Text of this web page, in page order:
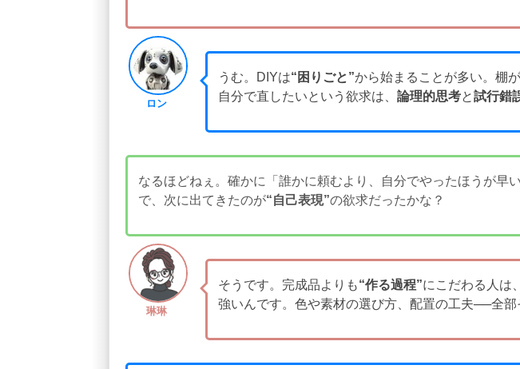
ロン
うむ。DIYは“困りごと”から始まることが多い。棚
自分で直したいという欲求は、 論理的思考と試行錯
なるほどねぇ。確かに「誰かに頼むより、自分でやったほうが早
で、次に出てきたのが“自己表現”の欲求だったかな？
琳琳
そうです。完成品よりも“作る過程”にこだわる人は
強いんです。色や素材の選び方、配置の工夫──全部